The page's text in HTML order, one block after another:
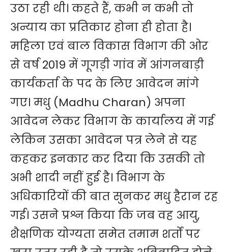
उठा रही थी। कहते हैं, कभी न कभी तो
अन्याय का प्रतिकार होना ही होता है।
महिला एवं बाल विकास विभाग की ओर
से वर्ष 2019 में गूगड़ी गांव में आंगनबाड़ी
कार्यकर्ता के पद के लिए आवेदन मांगे
गए। मधु (Madhu Charan) अपना
आवेदन लेकर विभाग के कार्यालय में गई
लेकिन उसका आवेदन पत्र लेने से यह
कहकर इनकार कर दिया कि उसकी तो
अभी शादी नहीं हुई है। विभाग के
अधिकारियों की बात सुनकर मधु हैरान रह
गई। उसने प्रश्न किया कि जब वह आयु,
शैक्षणिक योग्यता समेत तमाम शर्तों पर